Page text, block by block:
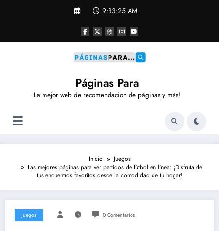
9:33:25 AM
Páginas Para
La mejor web de recomendacion de páginas y más!
Inicio
Juegos
Las mejores páginas para ver partidos de fútbol en línea: ¡Disfruta de
tus encuentros favoritos desde la comodidad de tu hogar!
Juegos 0 Comentarios